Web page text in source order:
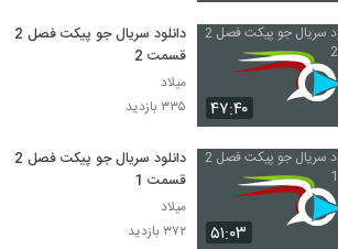
۴۷:۴۰
دانلود سریال جو پیکت فصل 2
قسمت 2
میلاد
۳۳۵ بازدید
۵۱:۰۳
دانلود سریال جو پیکت فصل 2
قسمت 1
میلاد
۳۷۲ بازدید